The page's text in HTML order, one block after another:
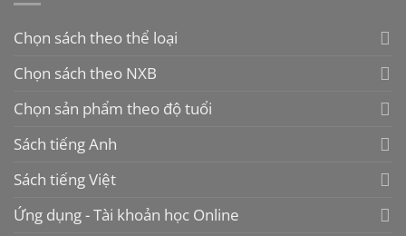
Chọn sách theo thể loại
Chọn sách theo NXB
Chọn sản phẩm theo độ tuổi
Sách tiếng Anh
Sách tiếng Việt
Ứng dụng - Tài khoản học Online